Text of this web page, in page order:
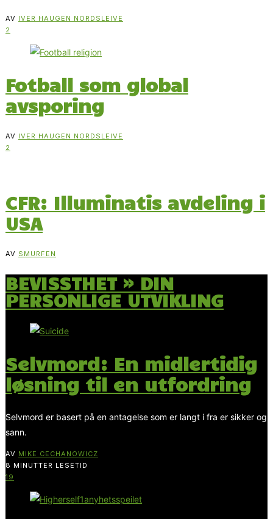
AV IVER HAUGEN NORDSLEIVE
2
Fotball som global
avsporing
AV IVER HAUGEN NORDSLEIVE
2
CFR: Illuminatis avdeling i
USA
AV SMURFEN
BEVISSTHET » DIN
PERSONLIGE UTVIKLING
Selvmord: En midlertidig
løsning til en utfordring
Selvmord er basert på en antagelse som er langt i fra er sikker og
sann.
AV MIKE CECHANOWICZ
8 MINUTTER LESETID
19